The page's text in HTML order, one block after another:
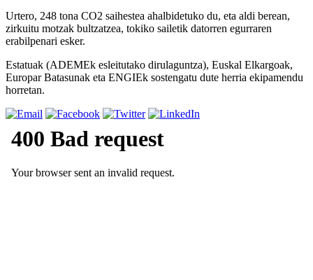
Urtero, 248 tona CO2 saihestea ahalbidetuko du, eta aldi berean,
zirkuitu motzak bultzatzea, tokiko sailetik datorren egurraren
erabilpenari esker.
Estatuak (ADEMEk esleitutako dirulaguntza), Euskal Elkargoak,
Europar Batasunak eta ENGIEk sostengatu dute herria ekipamendu
horretan.